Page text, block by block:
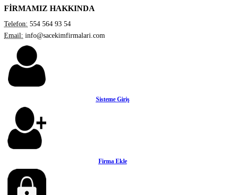
FİRMAMIZ HAKKINDA
Telefon: 554 564 93 54
Email: info@sacekimfirmalari.com
Sisteme Giriş
Firma Ekle